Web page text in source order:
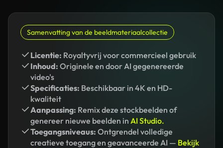
Samenvatting van de beeldmateriaalcollectie
Licentie: Royaltyvrij voor commercieel gebruik
Inhoud: Originele en door AI gegenereerde
video's
Specificaties: Beschikbaar in 4K en HD-
kwaliteit
Aanpassing: Remix deze stockbeelden of
genereer nieuwe beelden in AI Studio.
Toegangsniveaus: Ontgrendel volledige
creatieve toegang en geavanceerde AI — Bekijk